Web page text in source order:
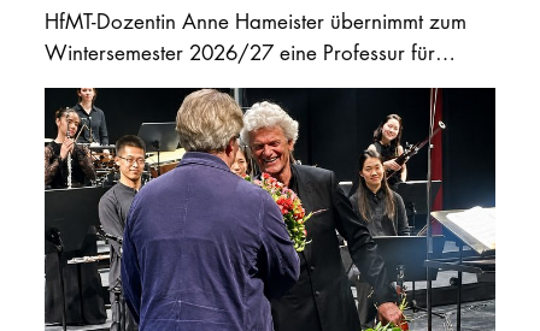
HfMT-Dozentin Anne Hameister übernimmt zum
Wintersemester 2026/27 eine Professur für
Musiktheorie (50%) an der HfMT Köln am
Standort Wuppertal. Neben ihrer…